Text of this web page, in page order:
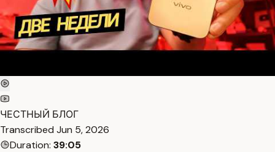
ЧЕСТНЫЙ БЛОГ
Transcribed Jun 5, 2026
Duration: 39:05